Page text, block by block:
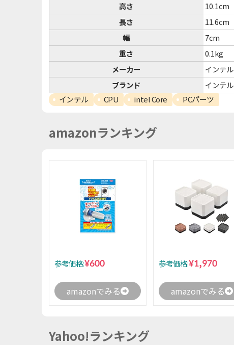
高さ
10.1cm
長さ
11.6cm
幅
7cm
重さ
0.1kg
メーカー
インテル
ブランド
インテル
インテル CPU intel Core PCパーツ
amazonランキング
参考価格:¥600
amazonでみる
参考価格:¥1,970
amazonでみる
Yahoo!ランキング